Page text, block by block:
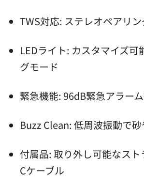
TWS対応: ステレオペアリ
LEDライト: カスタマイズ可
グモード
緊急機能: 96dB緊急アラー
Buzz Clean: 低周波振動で
付属品: 取り外し可能なスト
Cケーブル